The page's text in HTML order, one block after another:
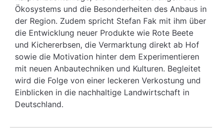
Ökosystems und die Besonderheiten des Anbaus in
der Region. Zudem spricht Stefan Fak mit ihm über
die Entwicklung neuer Produkte wie Rote Beete
und Kichererbsen, die Vermarktung direkt ab Hof
sowie die Motivation hinter dem Experimentieren
mit neuen Anbautechniken und Kulturen. Begleitet
wird die Folge von einer leckeren Verkostung und
Einblicken in die nachhaltige Landwirtschaft in
Deutschland.